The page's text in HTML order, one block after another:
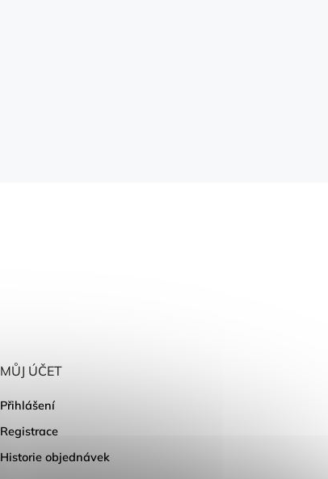
MŮJ ÚČET
Přihlášení
Registrace
Historie objednávek